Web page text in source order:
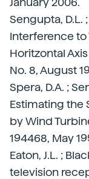
Sengupta, D.L.
Interference to
Horitzontal Axis
No. 8, August
Spera, D.A. ;
Estimating the
by Wind
194468, May
Eaton, J.L. ;
television